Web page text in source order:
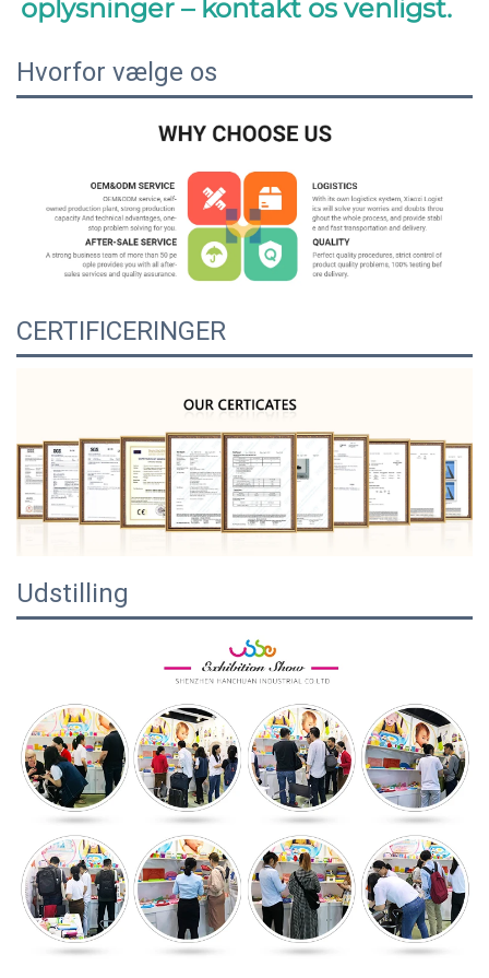
oplysninger – kontakt os venligst.
Hvorfor vælge os
CERTIFICERINGER
Udstilling